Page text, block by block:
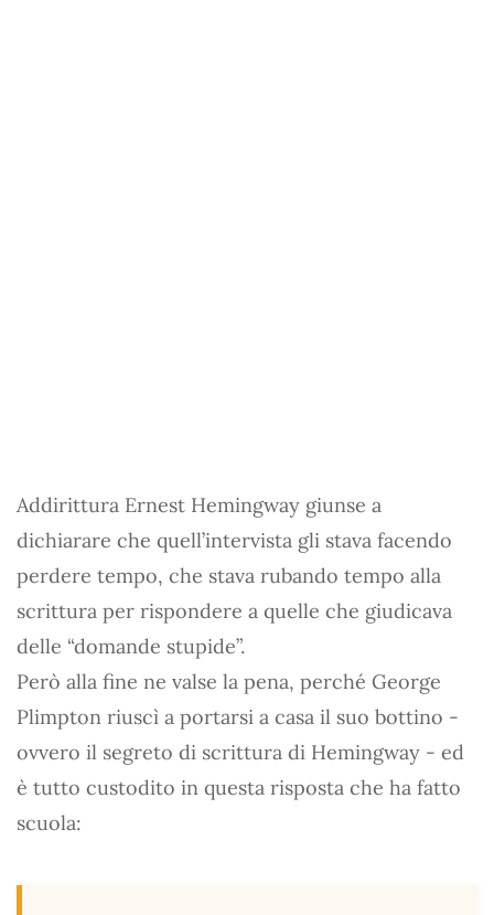
Addirittura Ernest Hemingway giunse a
dichiarare che quell’intervista gli stava facendo
perdere tempo, che stava rubando tempo alla
scrittura per rispondere a quelle che giudicava
delle “domande stupide”.
Però alla fine ne valse la pena, perché George
Plimpton riuscì a portarsi a casa il suo bottino -
ovvero il segreto di scrittura di Hemingway - ed
è tutto custodito in questa risposta che ha fatto
scuola: